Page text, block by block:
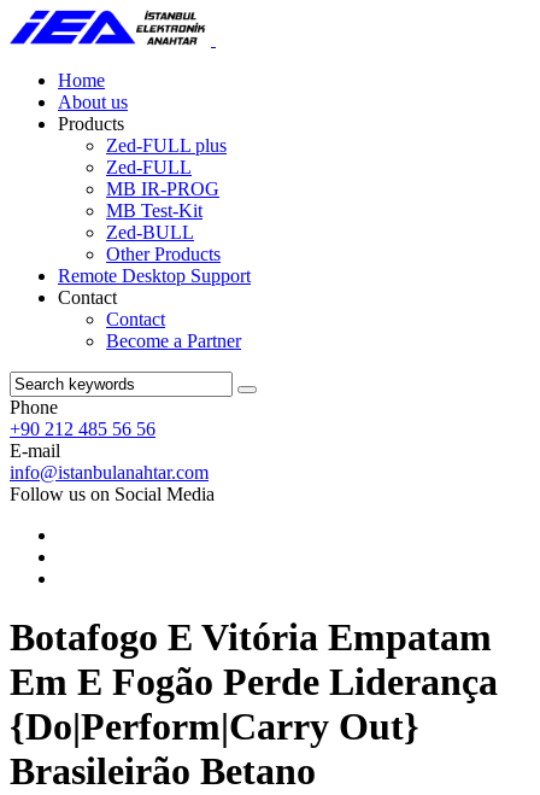
Home
About us
Products
Zed-FULL plus
Zed-FULL
MB IR-PROG
MB Test-Kit
Zed-BULL
Other Products
Remote Desktop Support
Contact
Contact
Become a Partner
Phone
+90 212 485 56 56
E-mail
info@istanbulanahtar.com
Follow us on Social Media
Botafogo E Vitória Empatam
Em E Fogão Perde Liderança
{Do|Perform|Carry Out}
Brasileirão Betano